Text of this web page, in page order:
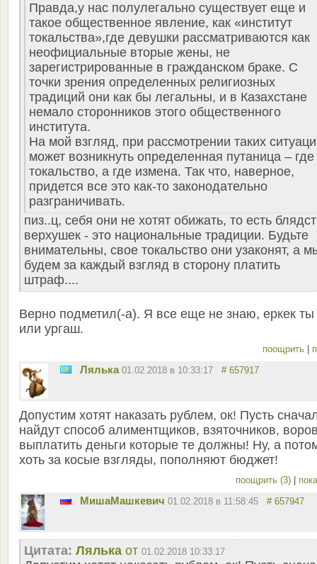
Правда,у нас полулегально существует еще и
такое общественное явление, как «институт
токальства»,где девушки рассматриваются как
неофициальные вторые жены, не
зарегистрированные в гражданском браке. С
точки зрения определенных религиозных
традиций они как бы легальны, и в Казахстане
немало сторонников этого общественного
института.
На мой взгляд, при рассмотрении таких
может возникнуть определенная путаница – где
токальство, а где измена. Так что, наверное,
придется все это как-то законодательно
разграничивать.
пиз..ц, себя они не хотят обижать, то есть
верхушек - это национальные традиции. Будьте
внимательны, свое токальство они узаконят, а
будем за каждый взгляд в сторону платить
штраф....
Верно подметил(-а). Я все еще не знаю, еркек ты
или ургаш.
поощрить
Лялька 01.02.2018 в 10:33:17 # 657917
Допустим хотят наказать рублем, ок! Пусть
найдут способ алиментщиков, взяточников,
выплатить деньги которые те должны! Ну, а
хоть за косые взгляды, пополняют бюджет!
поощрить (3)
MишаМашкевич 01.02.2018 в 11:58:45 # 657947
Цитата: Лялька от 01.02.2018 10:33:17